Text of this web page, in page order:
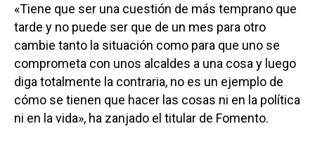
«Tiene que ser una cuestión de más temprano que
tarde y no puede ser que de un mes para otro
cambie tanto la situación como para que uno se
comprometa con unos alcaldes a una cosa y luego
diga totalmente la contraria, no es un ejemplo de
cómo se tienen que hacer las cosas ni en la política
ni en la vida», ha zanjado el titular de Fomento.
Toledo
Ciudad Real
Albacete
Cuenca
Guadalajara
Sanidad
Economía
Educación
Cultura